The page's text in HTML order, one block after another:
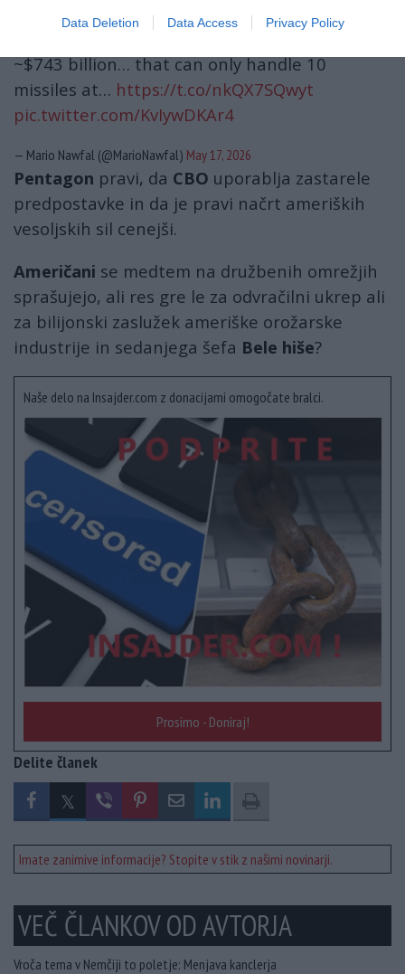
Data Deletion Data Access Privacy Policy
~$743 billion… that can only handle 10
missiles at… https://t.co/nkQX7SQwyt
pic.twitter.com/KvIywDKAr4
— Mario Nawfal (@MarioNawfal) May 17, 2026
Pentagon pravi, da CBO uporablja zastarele
predpostavke in da je pravi načrt ameriških
vesoljskih sil cenejši.
Američani se medtem na družbenih omrežjih
sprašujejo, ali res gre le za odvračilni ukrep ali
za bilijonski zaslužek ameriške orožarske
industrije in sedanjega šefa Bele hiše?
Naše delo na Insajder.com z donacijami omogočate bralci.
Prosimo - Doniraj!
Delite članek
Imate zanimive informacije? Stopite v stik z našimi novinarji.
VEČ ČLANKOV OD AVTORJA
Vroča tema v Nemčiji to poletje: Menjava kanclerja